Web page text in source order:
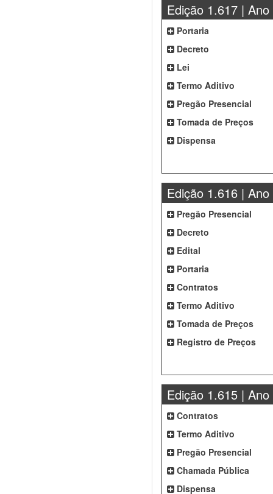
Edição 1.617 | Ano
Portaria
Decreto
Lei
Termo Aditivo
Pregão Presencial
Tomada de Preços
Dispensa
Edição 1.616 | Ano
Pregão Presencial
Decreto
Edital
Portaria
Contratos
Termo Aditivo
Tomada de Preços
Registro de Preços
Edição 1.615 | Ano
Contratos
Termo Aditivo
Pregão Presencial
Chamada Pública
Dispensa